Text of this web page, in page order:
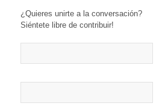
¿Quieres unirte a la conversación?
Siéntete libre de contribuir!